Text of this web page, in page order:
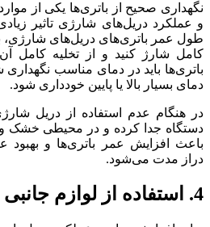
نگهداری صحیح از باتری‌ها یکی از
و عملکرد دریل‌های شارژی تاثیر
طول عمر باتری‌های دریل‌های شارژی،
کامل شارژ کنید و از تخلیه کامل
باتری‌ها باید در دمای مناسب نگهداری
دمای بسیار بالا یا پایین خودداری شود.
در هنگام عدم استفاده از دریل
دستگاه جدا کرده و در محیطی خشک و
باعث افزایش عمر باتری‌ها و بهبود
دراز مدت می‌شود.
4. استفاده از لوازم